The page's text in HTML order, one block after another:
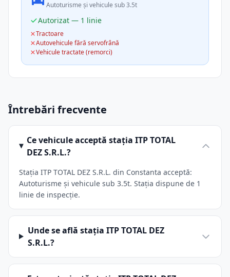
Autoturisme și vehicule sub 3.5t
Autorizat — 1 linie
Tractoare
Autovehicule fără servofrână
Vehicule tractate (remorci)
Întrebări frecvente
Ce vehicule acceptă stația ITP TOTAL
DEZ S.R.L.?
Stația ITP TOTAL DEZ S.R.L. din Constanta acceptă:
Autoturisme și vehicule sub 3.5t. Stația dispune de 1
linie de inspecție.
Unde se află stația ITP TOTAL DEZ
S.R.L.?